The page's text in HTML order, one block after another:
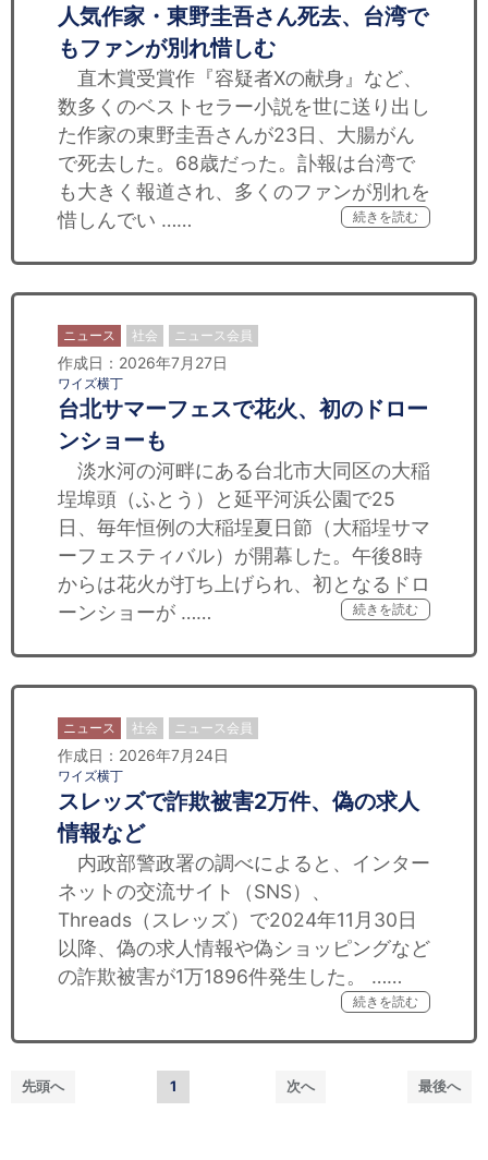
人気作家・東野圭吾さん死去、台湾で
もファンが別れ惜しむ
直木賞受賞作『容疑者Xの献身』など、
数多くのベストセラー小説を世に送り出し
た作家の東野圭吾さんが23日、大腸がん
で死去した。68歳だった。訃報は台湾で
も大きく報道され、多くのファンが別れを
惜しんでい ……
続きを読む
ニュース 社会 ニュース会員
作成日：2026年7月27日
ワイズ横丁
台北サマーフェスで花火、初のドロー
ンショーも
淡水河の河畔にある台北市大同区の大稲
埕埠頭（ふとう）と延平河浜公園で25
日、毎年恒例の大稲埕夏日節（大稲埕サマ
ーフェスティバル）が開幕した。午後8時
からは花火が打ち上げられ、初となるドロ
ーンショーが ……
続きを読む
ニュース 社会 ニュース会員
作成日：2026年7月24日
ワイズ横丁
スレッズで詐欺被害2万件、偽の求人
情報など
内政部警政署の調べによると、インター
ネットの交流サイト（SNS）、
Threads（スレッズ）で2024年11月30日
以降、偽の求人情報や偽ショッピングなど
の詐欺被害が1万1896件発生した。 ……
続きを読む
先頭へ 1 次へ 最後へ